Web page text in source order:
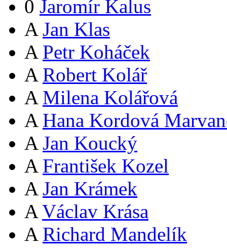
0 Jaromír Kalus
A Jan Klas
A Petr Koháček
A Robert Kolář
A Milena Kolářová
A Hana Kordová
A Jan Koucký
A František Kozel
A Jan Krámek
A Václav Krása
A Richard Mandelík